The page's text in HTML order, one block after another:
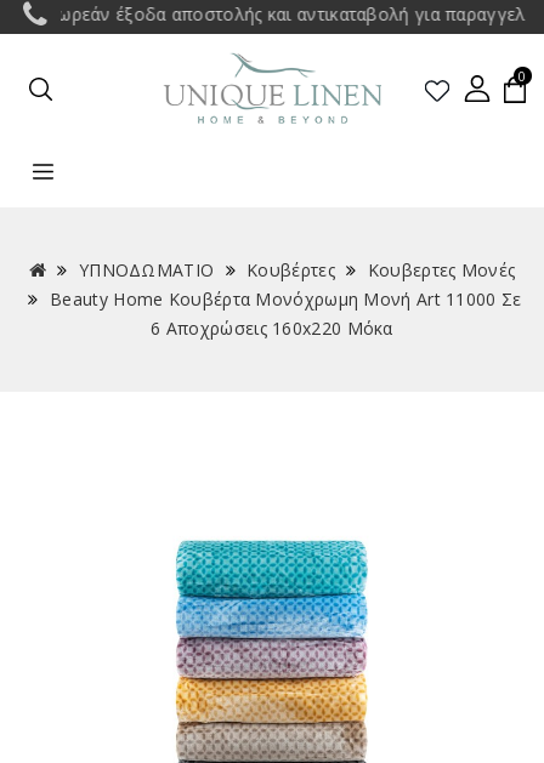
Δωρεάν έξοδα αποστολής και αντικαταβολή για παραγγελίες
0
ΥΠΝΟΔΩΜΑΤΙΟ Κουβέρτες
Κουβερτες Μονές
Beauty Home Κουβέρτα Μονόχρωμη Μονή Art 11000 Σε
6 Αποχρώσεις 160x220 Μόκα